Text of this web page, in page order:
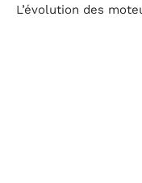
L’évolution des